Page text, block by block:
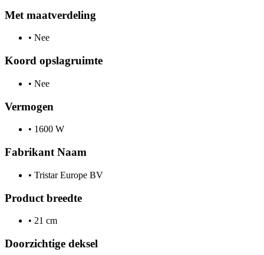
Met maatverdeling
• Nee
Koord opslagruimte
• Nee
Vermogen
• 1600 W
Fabrikant Naam
• Tristar Europe BV
Product breedte
• 21 cm
Doorzichtige deksel